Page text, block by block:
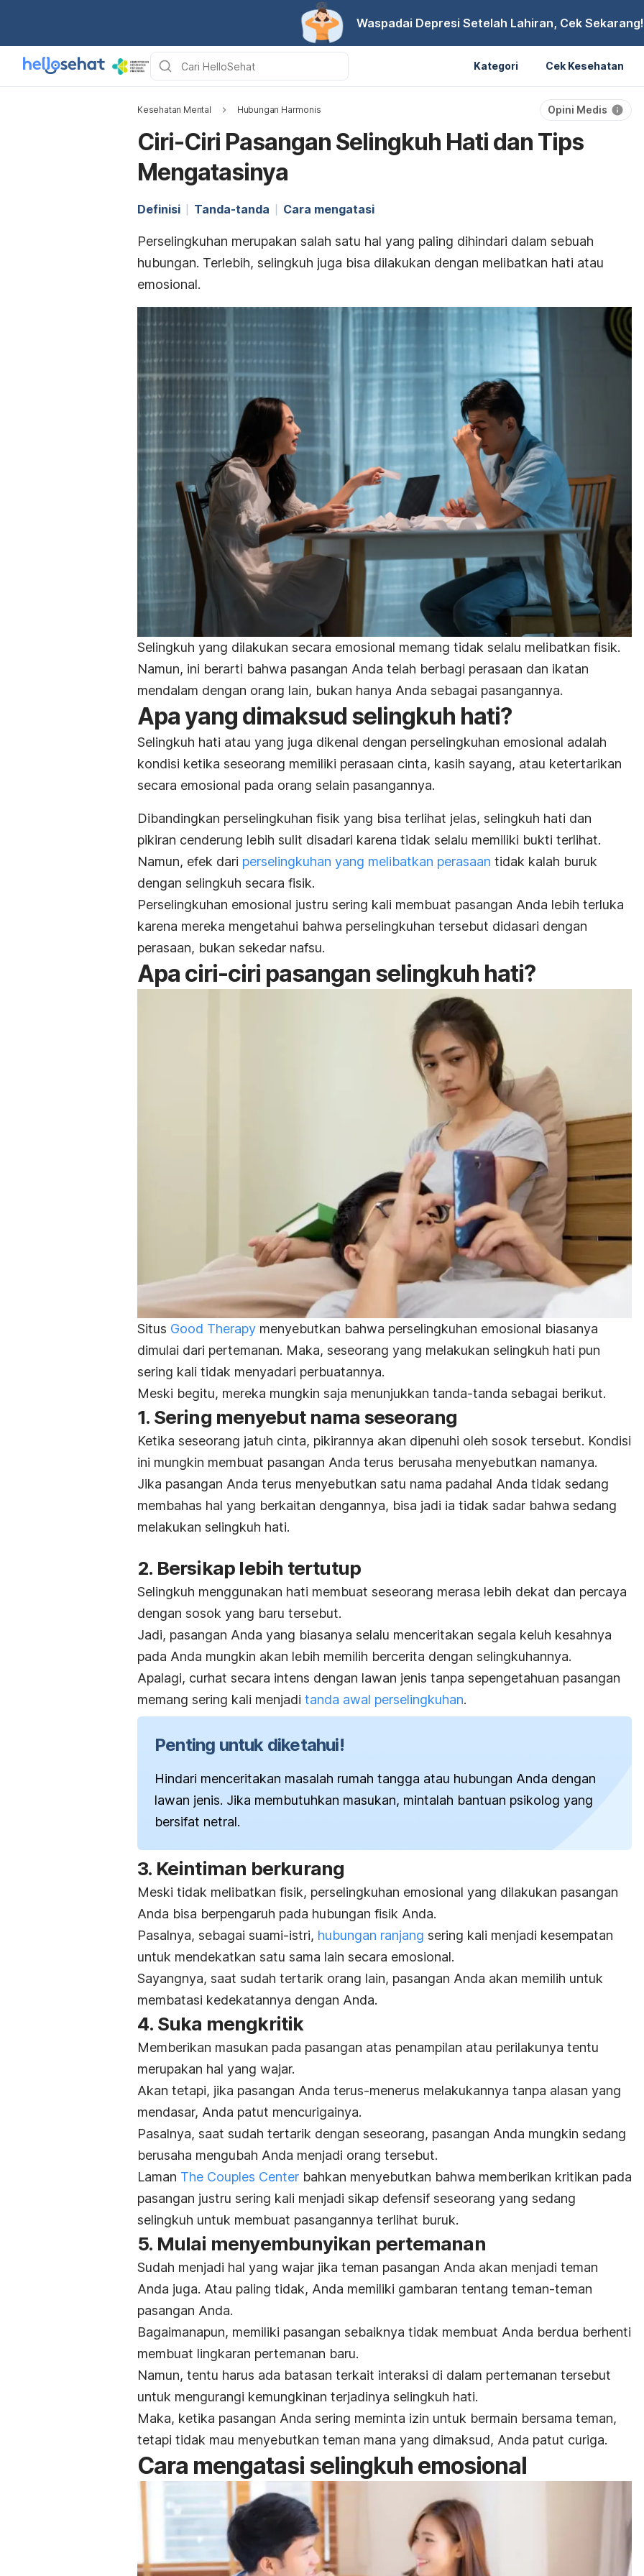
Waspadai Depresi Setelah Lahiran, Cek Sekarang!
Kategori Cek Kesehatan
Kesehatan Mental Hubungan Harmonis Opini Medis
Ciri-Ciri Pasangan Selingkuh Hati dan Tips
Mengatasinya
Definisi Tanda-tanda Cara mengatasi
Perselingkuhan merupakan salah satu hal yang paling dihindari dalam sebuah
hubungan. Terlebih, selingkuh juga bisa dilakukan dengan melibatkan hati atau
emosional.
Selingkuh yang dilakukan secara emosional memang tidak selalu melibatkan fisik.
Namun, ini berarti bahwa pasangan Anda telah berbagi perasaan dan ikatan
mendalam dengan orang lain, bukan hanya Anda sebagai pasangannya.
Apa yang dimaksud selingkuh hati?
Selingkuh hati atau yang juga dikenal dengan perselingkuhan emosional adalah
kondisi ketika seseorang memiliki perasaan cinta, kasih sayang, atau ketertarikan
secara emosional pada orang selain pasangannya.
Dibandingkan perselingkuhan fisik yang bisa terlihat jelas, selingkuh hati dan
pikiran cenderung lebih sulit disadari karena tidak selalu memiliki bukti terlihat.
Namun, efek dari perselingkuhan yang melibatkan perasaan tidak kalah buruk
dengan selingkuh secara fisik.
Perselingkuhan emosional justru sering kali membuat pasangan Anda lebih terluka
karena mereka mengetahui bahwa perselingkuhan tersebut didasari dengan
perasaan, bukan sekedar nafsu.
Apa ciri-ciri pasangan selingkuh hati?
Situs Good Therapy menyebutkan bahwa perselingkuhan emosional biasanya
dimulai dari pertemanan. Maka, seseorang yang melakukan selingkuh hati pun
sering kali tidak menyadari perbuatannya.
Meski begitu, mereka mungkin saja menunjukkan tanda-tanda sebagai berikut.
1. Sering menyebut nama seseorang
Ketika seseorang jatuh cinta, pikirannya akan dipenuhi oleh sosok tersebut. Kondisi
ini mungkin membuat pasangan Anda terus berusaha menyebutkan namanya.
Jika pasangan Anda terus menyebutkan satu nama padahal Anda tidak sedang
membahas hal yang berkaitan dengannya, bisa jadi ia tidak sadar bahwa sedang
melakukan selingkuh hati.
2. Bersikap lebih tertutup
Selingkuh menggunakan hati membuat seseorang merasa lebih dekat dan percaya
dengan sosok yang baru tersebut.
Jadi, pasangan Anda yang biasanya selalu menceritakan segala keluh kesahnya
pada Anda mungkin akan lebih memilih bercerita dengan selingkuhannya.
Apalagi, curhat secara intens dengan lawan jenis tanpa sepengetahuan pasangan
memang sering kali menjadi tanda awal perselingkuhan.
Penting untuk diketahui!
Hindari menceritakan masalah rumah tangga atau hubungan Anda dengan
lawan jenis. Jika membutuhkan masukan, mintalah bantuan psikolog yang
bersifat netral.
3. Keintiman berkurang
Meski tidak melibatkan fisik, perselingkuhan emosional yang dilakukan pasangan
Anda bisa berpengaruh pada hubungan fisik Anda.
Pasalnya, sebagai suami-istri, hubungan ranjang sering kali menjadi kesempatan
untuk mendekatkan satu sama lain secara emosional.
Sayangnya, saat sudah tertarik orang lain, pasangan Anda akan memilih untuk
membatasi kedekatannya dengan Anda.
4. Suka mengkritik
Memberikan masukan pada pasangan atas penampilan atau perilakunya tentu
merupakan hal yang wajar.
Akan tetapi, jika pasangan Anda terus-menerus melakukannya tanpa alasan yang
mendasar, Anda patut mencurigainya.
Pasalnya, saat sudah tertarik dengan seseorang, pasangan Anda mungkin sedang
berusaha mengubah Anda menjadi orang tersebut.
Laman The Couples Center bahkan menyebutkan bahwa memberikan kritikan pada
pasangan justru sering kali menjadi sikap defensif seseorang yang sedang
selingkuh untuk membuat pasangannya terlihat buruk.
5. Mulai menyembunyikan pertemanan
Sudah menjadi hal yang wajar jika teman pasangan Anda akan menjadi teman
Anda juga. Atau paling tidak, Anda memiliki gambaran tentang teman-teman
pasangan Anda.
Bagaimanapun, memiliki pasangan sebaiknya tidak membuat Anda berdua berhenti
membuat lingkaran pertemanan baru.
Namun, tentu harus ada batasan terkait interaksi di dalam pertemanan tersebut
untuk mengurangi kemungkinan terjadinya selingkuh hati.
Maka, ketika pasangan Anda sering meminta izin untuk bermain bersama teman,
tetapi tidak mau menyebutkan teman mana yang dimaksud, Anda patut curiga.
Cara mengatasi selingkuh emosional